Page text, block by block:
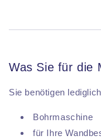
Was Sie für die
Sie benötigen
Bohrmaschine
für Ihre